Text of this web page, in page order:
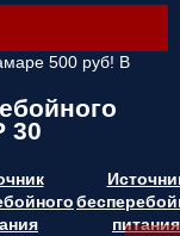
500 руб! В
30
питания